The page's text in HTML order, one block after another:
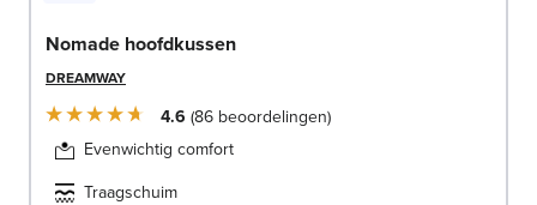
Nomade hoofdkussen
DREAMWAY
4.6 86 beoordelingen
Evenwichtig comfort
Traagschuim